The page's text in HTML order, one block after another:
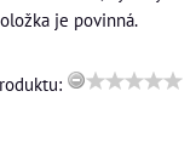
je povinná.